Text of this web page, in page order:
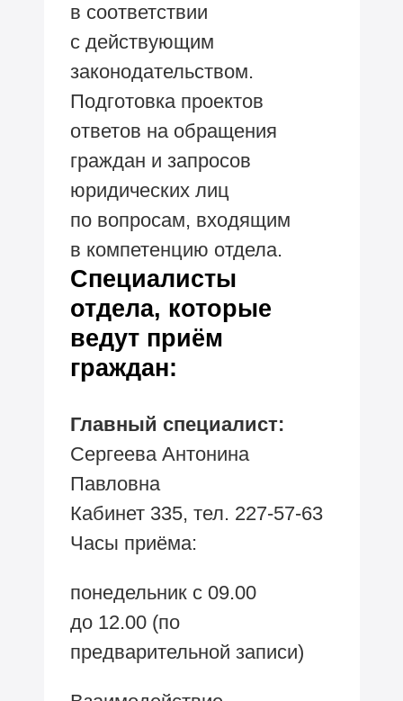
в соответствии
с действующим
законодательством.
Подготовка проектов
ответов на обращения
граждан и запросов
юридических лиц
по вопросам, входящим
в компетенцию отдела.
Специалисты
отдела, которые
ведут приём
граждан:
Главный специалист:
Сергеева Антонина
Павловна
Кабинет 335, тел. 227-57-63
Часы приёма:
понедельник с 09.00
до 12.00 (по
предварительной записи)